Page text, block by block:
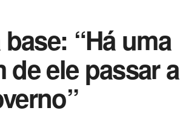
“Há uma
ele passar a